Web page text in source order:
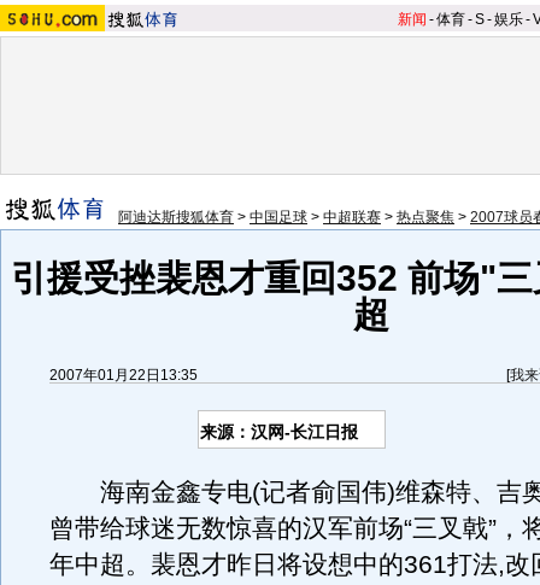
新闻 -体育-S-娱乐-
阿迪达斯搜狐体育 > 中国足球 > 中超联赛 > 热点聚焦 > 2007球员
引援受挫裴恩才重回352 前场"
超
2007年01月22日13:35 [我
来源：汉网-长江日报
海南金鑫专电(记者俞国伟)维森特、吉
曾带给球迷无数惊喜的汉军前场“三叉戟”，
年中超。裴恩才昨日将设想中的361打法,改